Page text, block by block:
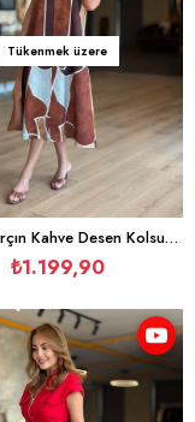
Tükenmek üzere
V Yaka Tarçın Kahve Desen Kolsuz Tensel Elbise
₺1.199,90